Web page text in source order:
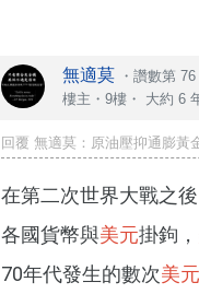
無適莫 ・讚數第 76
樓主 ・9樓・ 大約 6
回覆 無適莫：原油壓抑通膨黃
在第二次世界大戰之
各國貨幣與美元掛鉤，
70年代發生的數次美